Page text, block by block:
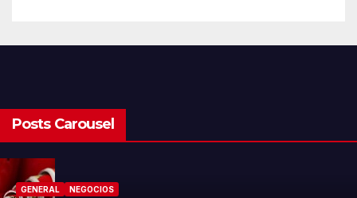
Posts Carousel
GENERAL NEGOCIOS